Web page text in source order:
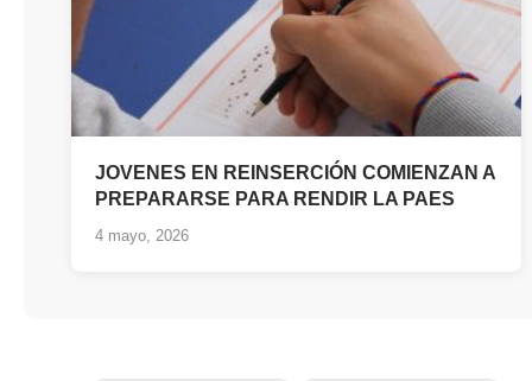
JOVENES EN REINSERCIÓN COMIENZAN A
PREPARARSE PARA RENDIR LA PAES
4 mayo, 2026